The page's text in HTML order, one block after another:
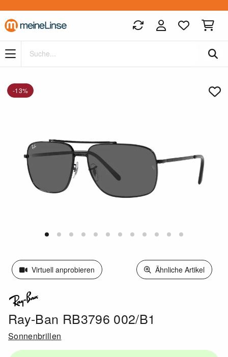
Zum Hauptinhalt springen
-13%
Virtuell anprobieren Ähnliche Artikel
Ray-Ban RB3796 002/B1
Sonnenbrillen